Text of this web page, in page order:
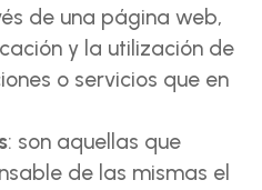
de una página web,
y la utilización de
o servicios que en
: son aquellas que
de las mismas el